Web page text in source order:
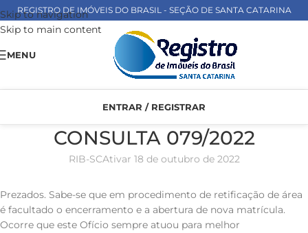
Skip to navigation
Skip to main content
REGISTRO DE IMÓVEIS DO BRASIL - SEÇÃO DE SANTA CATARINA
MENU
ENTRAR / REGISTRAR
CONSULTA 079/2022
RIB-SCAtivar 18 de outubro de 2022
Prezados. Sabe-se que em procedimento de retificação de área
é facultado o encerramento e a abertura de nova matrícula.
Ocorre que este Ofício sempre atuou para melhor